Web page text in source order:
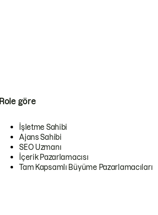
Role göre
İşletme Sahibi
Ajans Sahibi
SEO Uzmanı
İçerik Pazarlamacısı
Tam Kapsamlı Büyüme Pazarlamacıları